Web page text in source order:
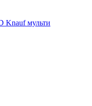
Knauf мульти